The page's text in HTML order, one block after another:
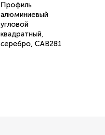
Профиль
алюминиевый
угловой
квадратный,
серебро, CAB281